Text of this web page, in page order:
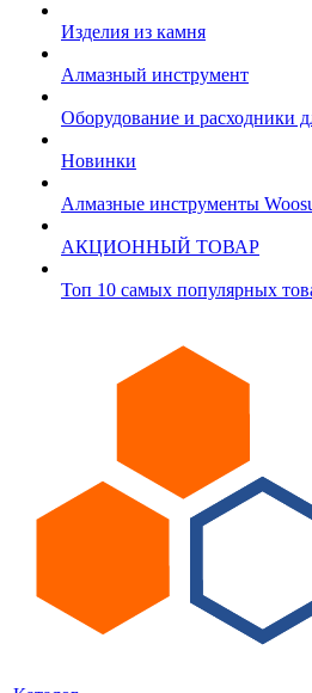
Изделия из камня
Алмазный инструмент
Оборудование и расходники
Новинки
Алмазные инструменты
АКЦИОННЫЙ ТОВАР
Топ 10 самых популярных